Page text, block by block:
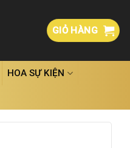
GIỎ HÀNG
HOA SỰ KIỆN